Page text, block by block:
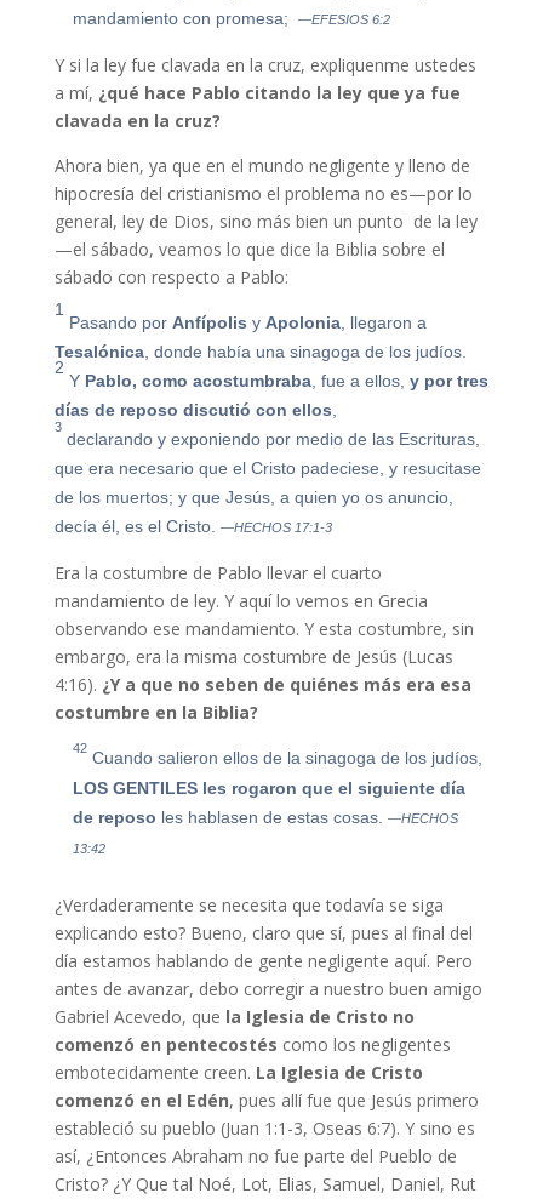
mandamiento con promesa;
—EFESIOS 6:2
Y si la ley fue clavada en la cruz, expliquenme ustedes
a mí, ¿qué hace Pablo citando la ley que ya fue
clavada en la cruz?
Ahora bien, ya que en el mundo negligente y lleno de
hipocresía del cristianismo el problema no es—por lo
general, ley de Dios, sino más bien un punto de la ley
—el sábado, veamos lo que dice la Biblia sobre el
sábado con respecto a Pablo:
1
Pasando por Anfípolis y Apolonia, llegaron a
Tesalónica, donde había una sinagoga de los judíos.
2
YPablo, como acostumbraba, fue a ellos, y por tres
días de reposo discutió con ellos
3
declarando y exponiendo por medio de las Escrituras,
que era necesario que el Cristo padeciese, y resucitase
de los muertos; y que Jesús, a quien yo os anuncio,
decía él, es el Cristo.
—HECHOS 17:1-3
Era la costumbre de Pablo llevar el cuarto
mandamiento de ley. Y aquí lo vemos en Grecia
observando ese mandamiento. Y esta costumbre, sin
embargo, era la misma costumbre de Jesús (Lucas
4:16). ¿Y a que no seben de quiénes más era esa
costumbre en la Biblia?
42Cuando salieron ellos de la sinagoga de los judíos,
LOS GENTILES les rogaron que el siguiente día
de reposo les hablasen de estas cosas. —HECHOS
13:42
¿Verdaderamente se necesita que todavía se siga
explicando esto? Bueno, claro que sí, pues al final del
día estamos hablando de gente negligente aquí. Pero
antes de avanzar, debo corregir a nuestro buen amigo
Gabriel Acevedo, que la Iglesia de Cristo no
comenzó en pentecostés como los negligentes
embotecidamente creen. La Iglesia de Cristo
comenzó en el Edén, pues allí fue que Jesús primero
estableció su pueblo (Juan 1:1-3, Oseas 6:7). Y sino es
así, ¿Entonces Abraham no fue parte del Pueblo de
Cristo? ¿Y Que tal Noé, Lot, Elias, Samuel, Daniel, Rut